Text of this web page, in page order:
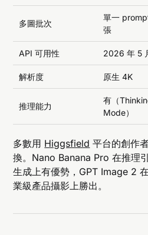
多圖批次
單一
張
API 可用性 2026 年 5
解析度 原生 4K
推理能力
有（
Mode）
多數用 Higgsfield 平台的創作
換。Nano Banana Pro 在推理
生成上有優勢，GPT Image 2
業級產品攝影上勝出。